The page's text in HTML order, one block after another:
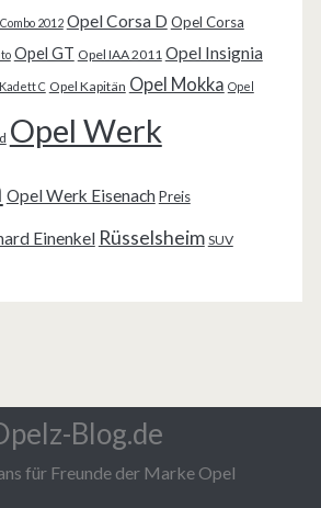
2012 Opel Corsa D Opel Corsa
Opel GT Opel IAA 2011 Opel Insignia
C Opel Kapitän Opel Mokka Opel
Opel Werk
Opel Werk Eisenach Preis
Einenkel Rüsselsheim SUV
Blog.de
für Freunde der Marke Opel